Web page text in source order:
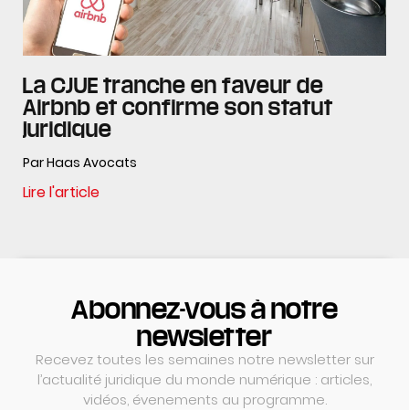
La CJUE tranche en faveur de
Airbnb et confirme son statut
juridique
Par Haas Avocats
Lire l'article
Abonnez-vous à notre
newsletter
Recevez toutes les semaines notre newsletter sur
l’actualité juridique du monde numérique : articles,
vidéos, évenements au programme.